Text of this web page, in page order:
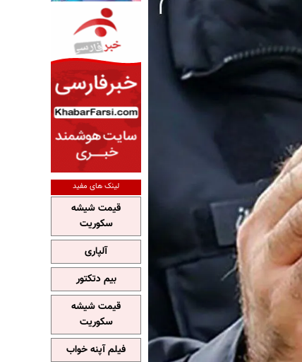
لینک های مفید
قیمت شیشه
سکوریت
آلپاری
بیم دتکتور
قیمت شیشه
سکوریت
فیلم آپنه خواب